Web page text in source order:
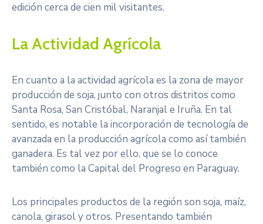
edición cerca de cien mil visitantes.
La Actividad Agrícola
En cuanto a la actividad agrícola es la zona de mayor
producción de soja, junto con otros distritos como
Santa Rosa, San Cristóbal, Naranjal e Iruña. En tal
sentido, es notable la incorporación de tecnología de
avanzada en la producción agrícola como así también
ganadera. Es tal vez por ello, que se lo conoce
también como la Capital del Progreso en Paraguay.
Los principales productos de la región son soja, maíz,
canola, girasol y otros. Presentando también